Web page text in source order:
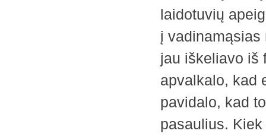
laidotuvių
į
jau iškeliavo iš
apvalkalo, kad
pavidalo, kad
pasaulius.